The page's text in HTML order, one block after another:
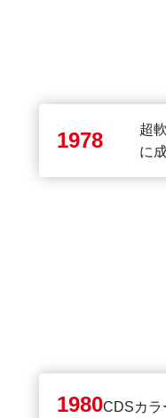
1978
超
に
1980CDSカラ